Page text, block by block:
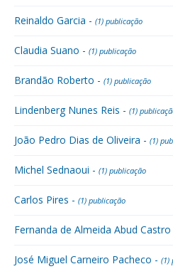
Reinaldo Garcia - (1) publicação
Claudia Suano - (1) publicação
Brandão Roberto - (1) publicação
Lindenberg Nunes Reis - (1)
João Pedro Dias de Oliveira - (1)
Michel Sednaoui - (1) publicação
Carlos Pires - (1) publicação
Fernanda de Almeida Abud Castro
José Miguel Carneiro Pacheco - (1)